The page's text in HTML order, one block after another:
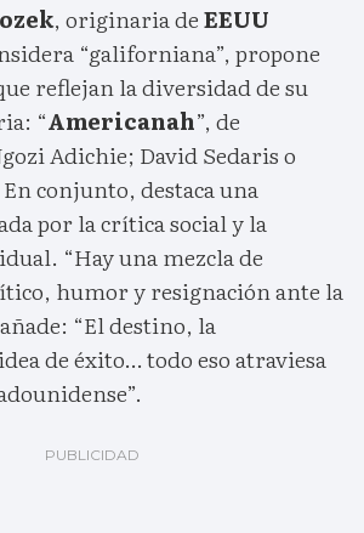
, originaria deEEUU
“galiforniana”, propone
reflejan la diversidad de su
“Americanah”, de
Adichie; David Sedaris o
conjunto, destaca una
por la crítica social y la
“Hay una mezcla de
humor y resignación ante la
“El destino, la
de éxito… todo eso atraviesa